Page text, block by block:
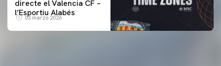
directe el Valencia CF –
l’Esportiu Alabés
03 marzo 2026